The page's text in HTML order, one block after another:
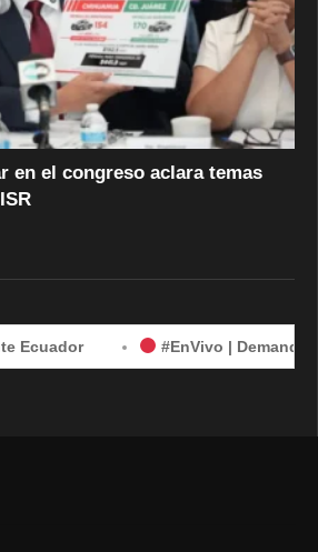
en el congreso aclara temas
#EnVivo | Demanda de